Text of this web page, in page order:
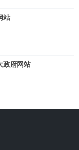
站
政府网站